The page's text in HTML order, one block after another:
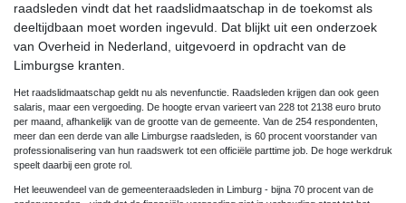
raadsleden vindt dat het raadslidmaatschap in de toekomst als
deeltijdbaan moet worden ingevuld. Dat blijkt uit een onderzoek
van Overheid in Nederland, uitgevoerd in opdracht van de
Limburgse kranten.
Het raadslidmaatschap geldt nu als nevenfunctie. Raadsleden krijgen dan ook geen
salaris, maar een vergoeding. De hoogte ervan varieert van 228 tot 2138 euro bruto
per maand, afhankelijk van de grootte van de gemeente. Van de 254 respondenten,
meer dan een derde van alle Limburgse raadsleden, is 60 procent voorstander van
professionalisering van hun raadswerk tot een officiële parttime job. De hoge werkdruk
speelt daarbij een grote rol.
Het leeuwendeel van de gemeenteraadsleden in Limburg - bijna 70 procent van de